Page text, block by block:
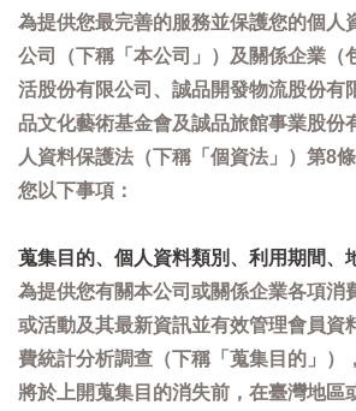
為提供您最完善的服務並保護您的個人
公司（下稱「本公司」）及關係企業（
活股份有限公司、誠品開發物流股份有
品文化藝術基金會及誠品旅館事業股份
人資料保護法（下稱「個資法」）第8
您以下事項：
蒐集目的、個人資料類別、利用期間、
為提供您有關本公司或關係企業各項消
或活動及其最新資訊並有效管理會員資
費統計分析調查（下稱「蒐集目的」）
將於上開蒐集目的消失前，在臺灣地區